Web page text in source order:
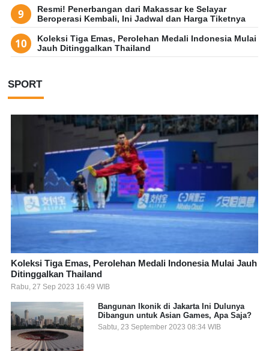
Resmi! Penerbangan dari Makassar ke Selayar
Beroperasi Kembali, Ini Jadwal dan Harga Tiketnya
Koleksi Tiga Emas, Perolehan Medali Indonesia Mulai
Jauh Ditinggalkan Thailand
SPORT
Koleksi Tiga Emas, Perolehan Medali Indonesia Mulai Jauh
Ditinggalkan Thailand
Rabu, 27 Sep 2023 16:49 WIB
Bangunan Ikonik di Jakarta Ini Dulunya
Dibangun untuk Asian Games, Apa Saja?
Sabtu, 23 September 2023 08:34 WIB